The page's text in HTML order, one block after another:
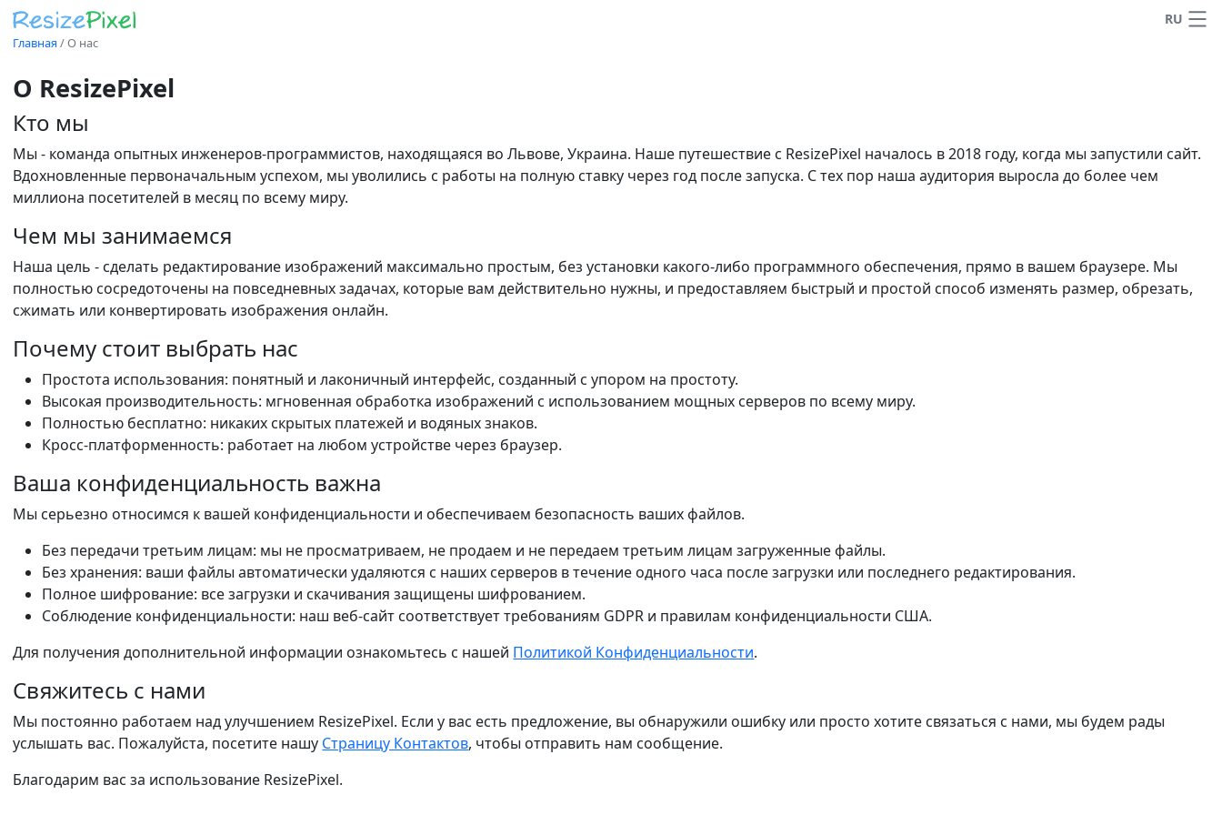
Главная /О нас
RU
О ResizePixel
Кто мы
Мы - команда опытных инженеров-программистов, находящаяся во Львове, Украина. Наше путешествие с ResizePixel началось в 2018 году, когда мы запустили сайт.
Вдохновленные первоначальным успехом, мы уволились с работы на полную ставку через год после запуска. С тех пор наша аудитория выросла до более чем
миллиона посетителей в месяц по всему миру.
Чем мы занимаемся
Наша цель - сделать редактирование изображений максимально простым, без установки какого-либо программного обеспечения, прямо в вашем браузере. Мы
полностью сосредоточены на повседневных задачах, которые вам действительно нужны, и предоставляем быстрый и простой способ изменять размер, обрезать,
сжимать или конвертировать изображения онлайн.
Почему стоит выбрать нас
Простота использования: понятный и лаконичный интерфейс, созданный с упором на простоту.
Высокая производительность: мгновенная обработка изображений с использованием мощных серверов по всему миру.
Полностью бесплатно: никаких скрытых платежей и водяных знаков.
Кросс-платформенность: работает на любом устройстве через браузер.
Ваша конфиденциальность важна
Мы серьезно относимся к вашей конфиденциальности и обеспечиваем безопасность ваших файлов.
Без передачи третьим лицам: мы не просматриваем, не продаем и не передаем третьим лицам загруженные файлы.
Без хранения: ваши файлы автоматически удаляются с наших серверов в течение одного часа после загрузки или последнего редактирования.
Полное шифрование: все загрузки и скачивания защищены шифрованием.
Соблюдение конфиденциальности: наш веб-сайт соответствует требованиям GDPR и правилам конфиденциальности США.
Для получения дополнительной информации ознакомьтесь с нашей Политикой Конфиденциальности.
Свяжитесь с нами
Мы постоянно работаем над улучшением ResizePixel. Если у вас есть предложение, вы обнаружили ошибку или просто хотите связаться с нами, мы будем рады
услышать вас. Пожалуйста, посетите нашу Страницу Контактов, чтобы отправить нам сообщение.
Благодарим вас за использование ResizePixel.